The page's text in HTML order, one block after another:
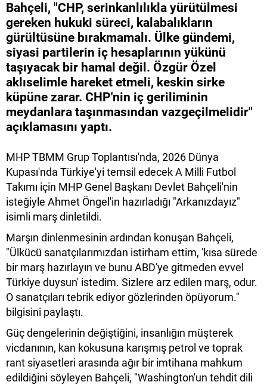
Bahçeli, "CHP, serinkanlılıkla yürütülmesi
gereken hukuki süreci, kalabalıkların
gürültüsüne bırakmamalı. Ülke gündemi,
siyasi partilerin iç hesaplarının yükünü
taşıyacak bir hamal değil. Özgür Özel
aklıselimle hareket etmeli, keskin sirke
küpüne zarar. CHP'nin iç geriliminin
meydanlara taşınmasından vazgeçilmelidir"
açıklamasını yaptı.
MHP TBMM Grup Toplantısı'nda, 2026 Dünya
Kupası'nda Türkiye'yi temsil edecek A Milli Futbol
Takımı için MHP Genel Başkanı Devlet Bahçeli'nin
isteğiyle Ahmet Öngel'in hazırladığı "Arkanızdayız"
isimli marş dinletildi.
Marşın dinlenmesinin ardından konuşan Bahçeli,
"Ülkücü sanatçılarımızdan istirham ettim, 'kısa sürede
bir marş hazırlayın ve bunu ABD'ye gitmeden evvel
Türkiye duysun' istedim. Sizlere arz edilen marş, odur.
O sanatçıları tebrik ediyor gözlerinden öpüyorum."
bilgisini paylaştı.
Güç dengelerinin değiştiğini, insanlığın müşterek
vicdanının, kan kokusuna karışmış petrol ve toprak
rant siyasetleri arasında ağır bir imtihana mahkum
edildiğini söyleyen Bahçeli, "Washington'un tehdit dili